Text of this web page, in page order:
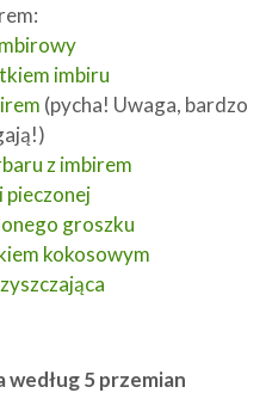
imbiru
(pycha! Uwaga, bardzo
z imbirem
pieczonej
groszku
kokosowym
według 5 przemian